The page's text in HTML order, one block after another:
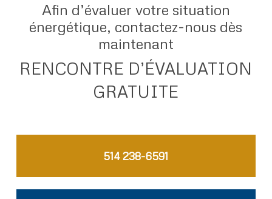
Afin d’évaluer votre situation
énergétique, contactez-nous dès
maintenant
RENCONTRE D’ÉVALUATION
GRATUITE
514 238-6591